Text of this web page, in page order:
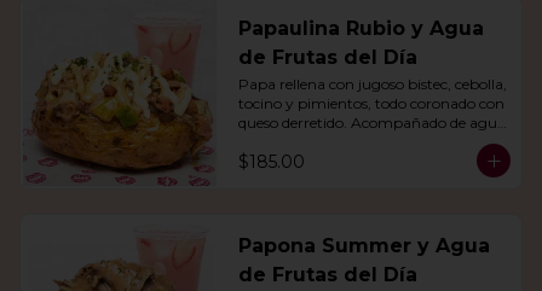
Papaulina Rubio y Agua
de Frutas del Día
Papa rellena con jugoso bistec, cebolla,
tocino y pimientos, todo coronado con
queso derretido. Acompañado de agua
$185.00
Papona Summer y Agua
de Frutas del Día